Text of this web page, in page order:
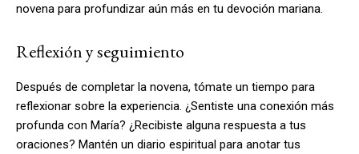
novena para profundizar aún más en tu devoción mariana.
Reflexión y seguimiento
Después de completar la novena, tómate un tiempo para
reflexionar sobre la experiencia. ¿Sentiste una conexión más
profunda con María? ¿Recibiste alguna respuesta a tus
oraciones? Mantén un diario espiritual para anotar tus